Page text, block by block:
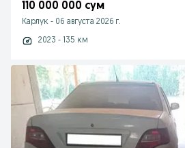
110 000 000 сум
Карлук - 06 августа 2026 г.
2023 - 135 км